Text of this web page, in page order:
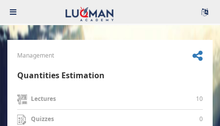
Management
Quantities Estimation
Lectures 10
Quizzes 0